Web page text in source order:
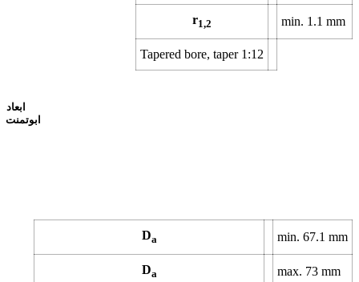
r1,2 min. 1.1 mm
Tapered bore, taper 1:12
ابعاد
ابوتمنت
Da min. 67.1 mm
Da max. 73 mm